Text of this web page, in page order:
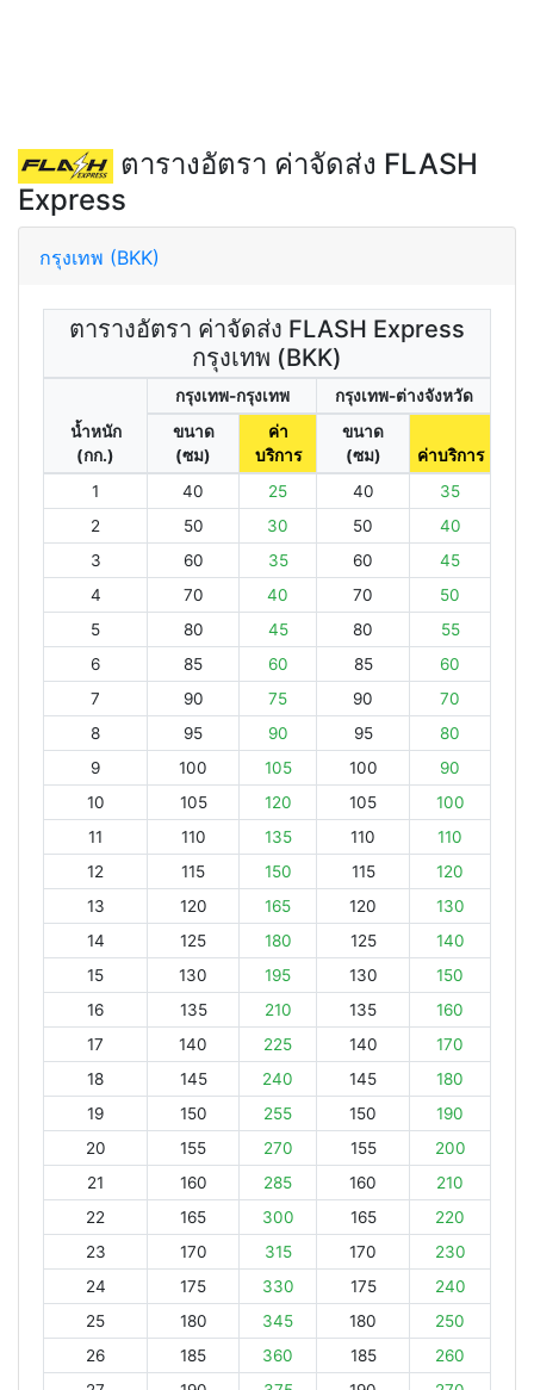
ตารางอัตรา ค่าจัดส่ง FLASH
Express
กรุงเทพ (BKK)
ตารางอัตรา ค่าจัดส่ง FLASH Express
กรุงเทพ (BKK)
น้ำหนัก
(กก.)
กรุงเทพ-กรุงเทพ
กรุงเทพ-ต่างจังหวัด
ขนาด
(ซม)
ค่า
บริการ
ขนาด
(ซม)
ค่าบริการ
1
40 25 40
35
2
50 30 50
40
3
60 35 60
45
4
70 40 70
50
5
80 45 80
55
6
85 60 85
60
7
90 75 90
70
8
95 90 95
80
9
100 105 100
90
10
105 120 105
100
11
110 135 110
110
12
115 150 115
120
13
120 165 120
130
14
125 180 125
140
15
130 195 130
150
16
135 210 135
160
17
140 225 140
170
18
145 240 145
180
19
150 255 150
190
20
155 270 155
200
21
160 285 160
210
22
165 300 165
220
23
170 315 170
230
24
175 330 175
240
25
180 345 180
250
26
185 360 185
260